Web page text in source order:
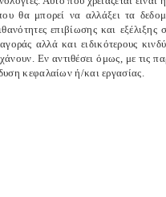
θα μπορεί να αλλάξει τα
επιβίωσης και εξέλιξης
αλλά και ειδικότερους
Εν αντιθέσει όμως, με τις
κεφαλαίων ή/και εργασίας.